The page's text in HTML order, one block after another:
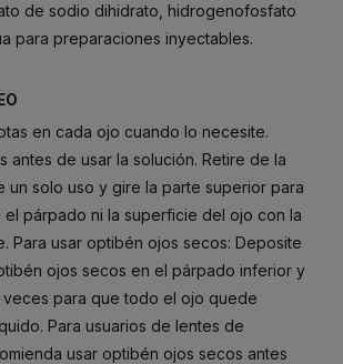
de sodio dihidrato, hidrogenofosfato
para preparaciones inyectables.
en cada ojo cuando lo necesite.
antes de usar la solución. Retire de la
un solo uso y gire la parte superior para
el párpado ni la superficie del ojo con la
Para usar optibén ojos secos: Deposite
ojos secos en el párpado inferior y
para que todo el ojo quede
Para usuarios de lentes de
usar optibén ojos secos antes